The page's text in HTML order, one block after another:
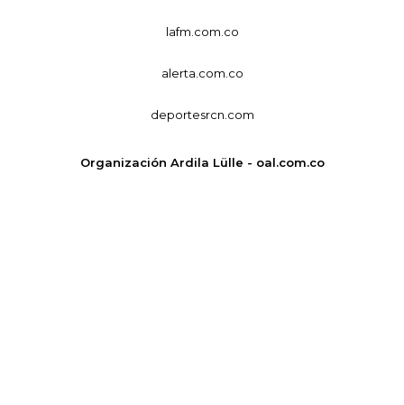
lafm.com.co
alerta.com.co
deportesrcn.com
Organización Ardila Lülle - oal.com.co